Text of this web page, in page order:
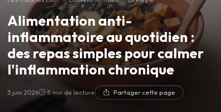
Alimentation anti-
inflammatoire au quotidien :
des repas simples pour calmer
l'inflammation chronique
3 juin 2026 5 min de lecture Partager cette page